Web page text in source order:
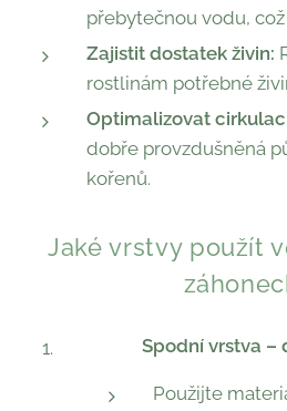
přebytečnou vodu,
Zajistit dostatek živin:
rostlinám potřebné
Optimalizovat
dobře provzdušněná
kořenů.
Jaké vrstvy použít
Spodní vrstva –
Použijte